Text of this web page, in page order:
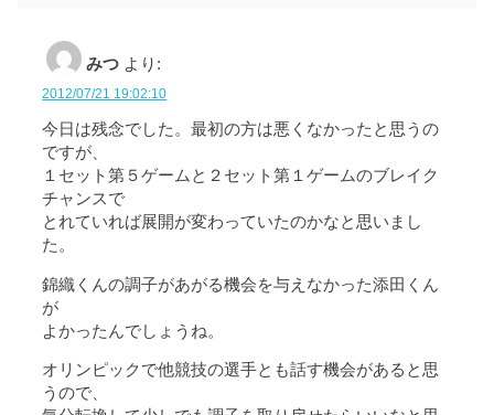
みつ より:
2012/07/21 19:02:10
今日は残念でした。最初の方は悪くなかったと思うの
ですが、
１セット第５ゲームと２セット第１ゲームのブレイク
チャンスで
とれていれば展開が変わっていたのかなと思いまし
た。
錦織くんの調子があがる機会を与えなかった添田くん
が
よかったんでしょうね。
オリンピックで他競技の選手とも話す機会があると思
うので、